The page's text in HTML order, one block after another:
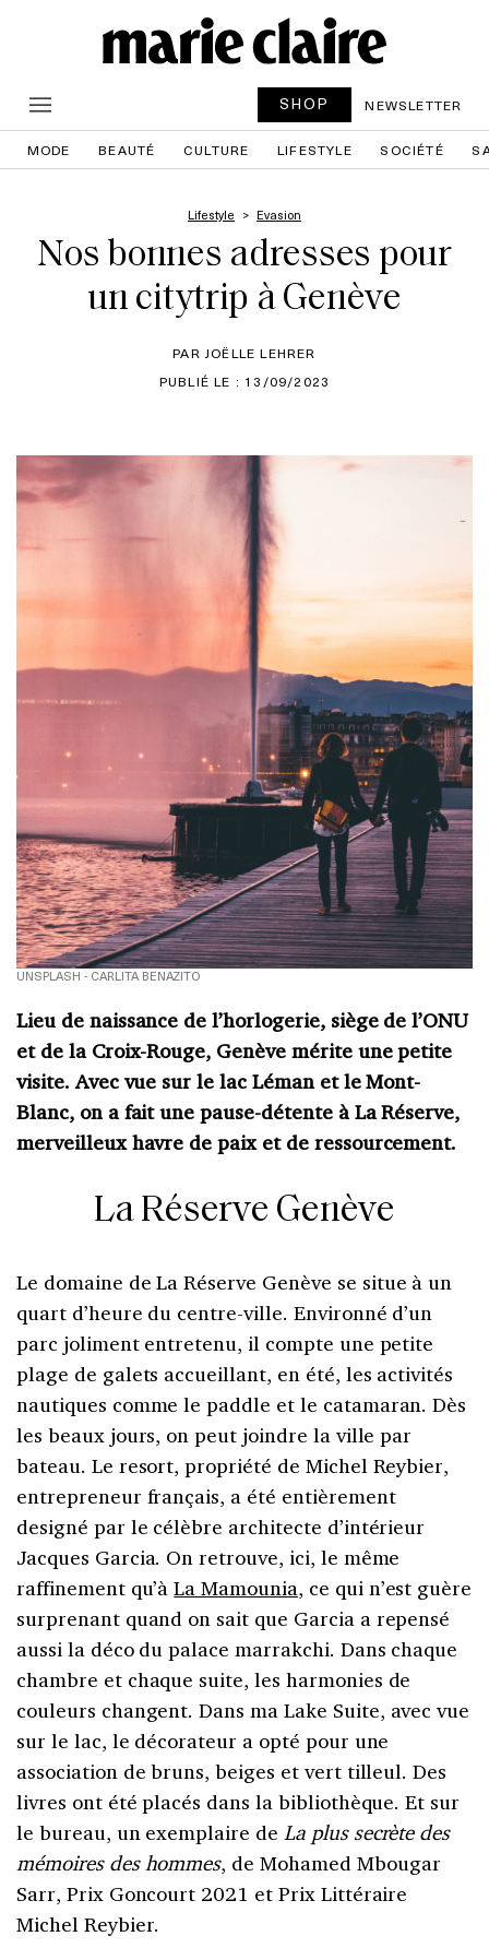
SHOP NEWSLETTER
MODE BEAUTÉ CULTURE LIFESTYLE SOCIÉTÉ
Lifestyle Evasion
Nos bonnes adresses pour
un citytrip à Genève
PAR JOËLLE LEHRER
PUBLIÉ LE : 13/09/2023
UNSPLASH - CARLITA BENAZITO
Lieu de naissance de l’horlogerie, siège de l’ONU
et de la Croix-Rouge, Genève mérite une petite
visite. Avec vue sur le lac Léman et le Mont-
Blanc, on a fait une pause-détente à La Réserve,
merveilleux havre de paix et de ressourcement.
La Réserve Genève
Le domaine de La Réserve Genève se situe à un
quart d’heure du centre-ville. Environné d’un
parc joliment entretenu, il compte une petite
plage de galets accueillant, en été, les activités
nautiques comme le paddle et le catamaran. Dès
les beaux jours, on peut joindre la ville par
bateau. Le resort, propriété de Michel Reybier,
entrepreneur français, a été entièrement
designé par le célèbre architecte d’intérieur
Jacques Garcia. On retrouve, ici, le même
raffinement qu’àLa Mamounia, ce qui n’est guère
surprenant quand on sait que Garcia a repensé
aussi la déco du palace marrakchi. Dans chaque
chambre et chaque suite, les harmonies de
couleurs changent. Dans ma Lake Suite, avec vue
sur le lac, le décorateur a opté pour une
association de bruns, beiges et vert tilleul. Des
livres ont été placés dans la bibliothèque. Et sur
le bureau, un exemplaire de La plus secrète des
mémoires des hommes, de Mohamed Mbougar
Sarr, Prix Goncourt 2021 et Prix Littéraire
Michel Reybier.